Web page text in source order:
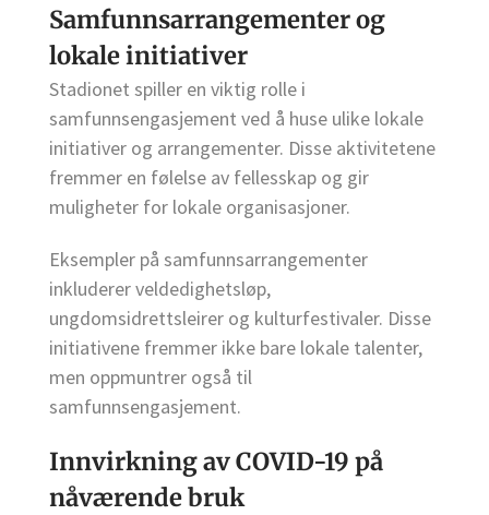
Samfunnsarrangementer og
lokale initiativer
Stadionet spiller en viktig rolle i
samfunnsengasjement ved å huse ulike lokale
initiativer og arrangementer. Disse aktivitetene
fremmer en følelse av fellesskap og gir
muligheter for lokale organisasjoner.
Eksempler på samfunnsarrangementer
inkluderer veldedighetsløp,
ungdomsidrettsleirer og kulturfestivaler. Disse
initiativene fremmer ikke bare lokale talenter,
men oppmuntrer også til
samfunnsengasjement.
Innvirkning av COVID-19 på
nåværende bruk